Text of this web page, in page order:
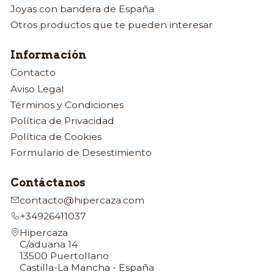
Joyas con bandera de España
Otros productos que te pueden interesar
Información
Contacto
Aviso Legal
Términos y Condiciones
Política de Privacidad
Política de Cookies
Formulario de Desestimiento
Contáctanos
contacto@hipercaza.com
+34926411037
Hipercaza
C/aduana 14
13500 Puertollano
Castilla-La Mancha - España